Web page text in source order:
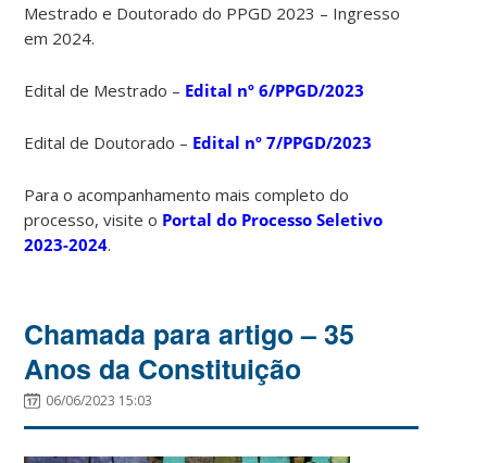
Mestrado e Doutorado do PPGD 2023 – Ingresso
em 2024.
Edital de Mestrado – Edital nº 6/PPGD/2023
Edital de Doutorado – Edital nº 7/PPGD/2023
Para o acompanhamento mais completo do
processo, visite o Portal do Processo Seletivo
2023-2024.
Chamada para artigo – 35
Anos da Constituição
06/06/2023 15:03